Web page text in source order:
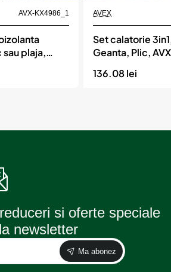
AVX-KX4986_1
plaja,
Momentan indisponibil
AVEX
Set calatorie
Geanta, Plic,
136.08 lei
si oferte speciale
newsletter
Ma abonez